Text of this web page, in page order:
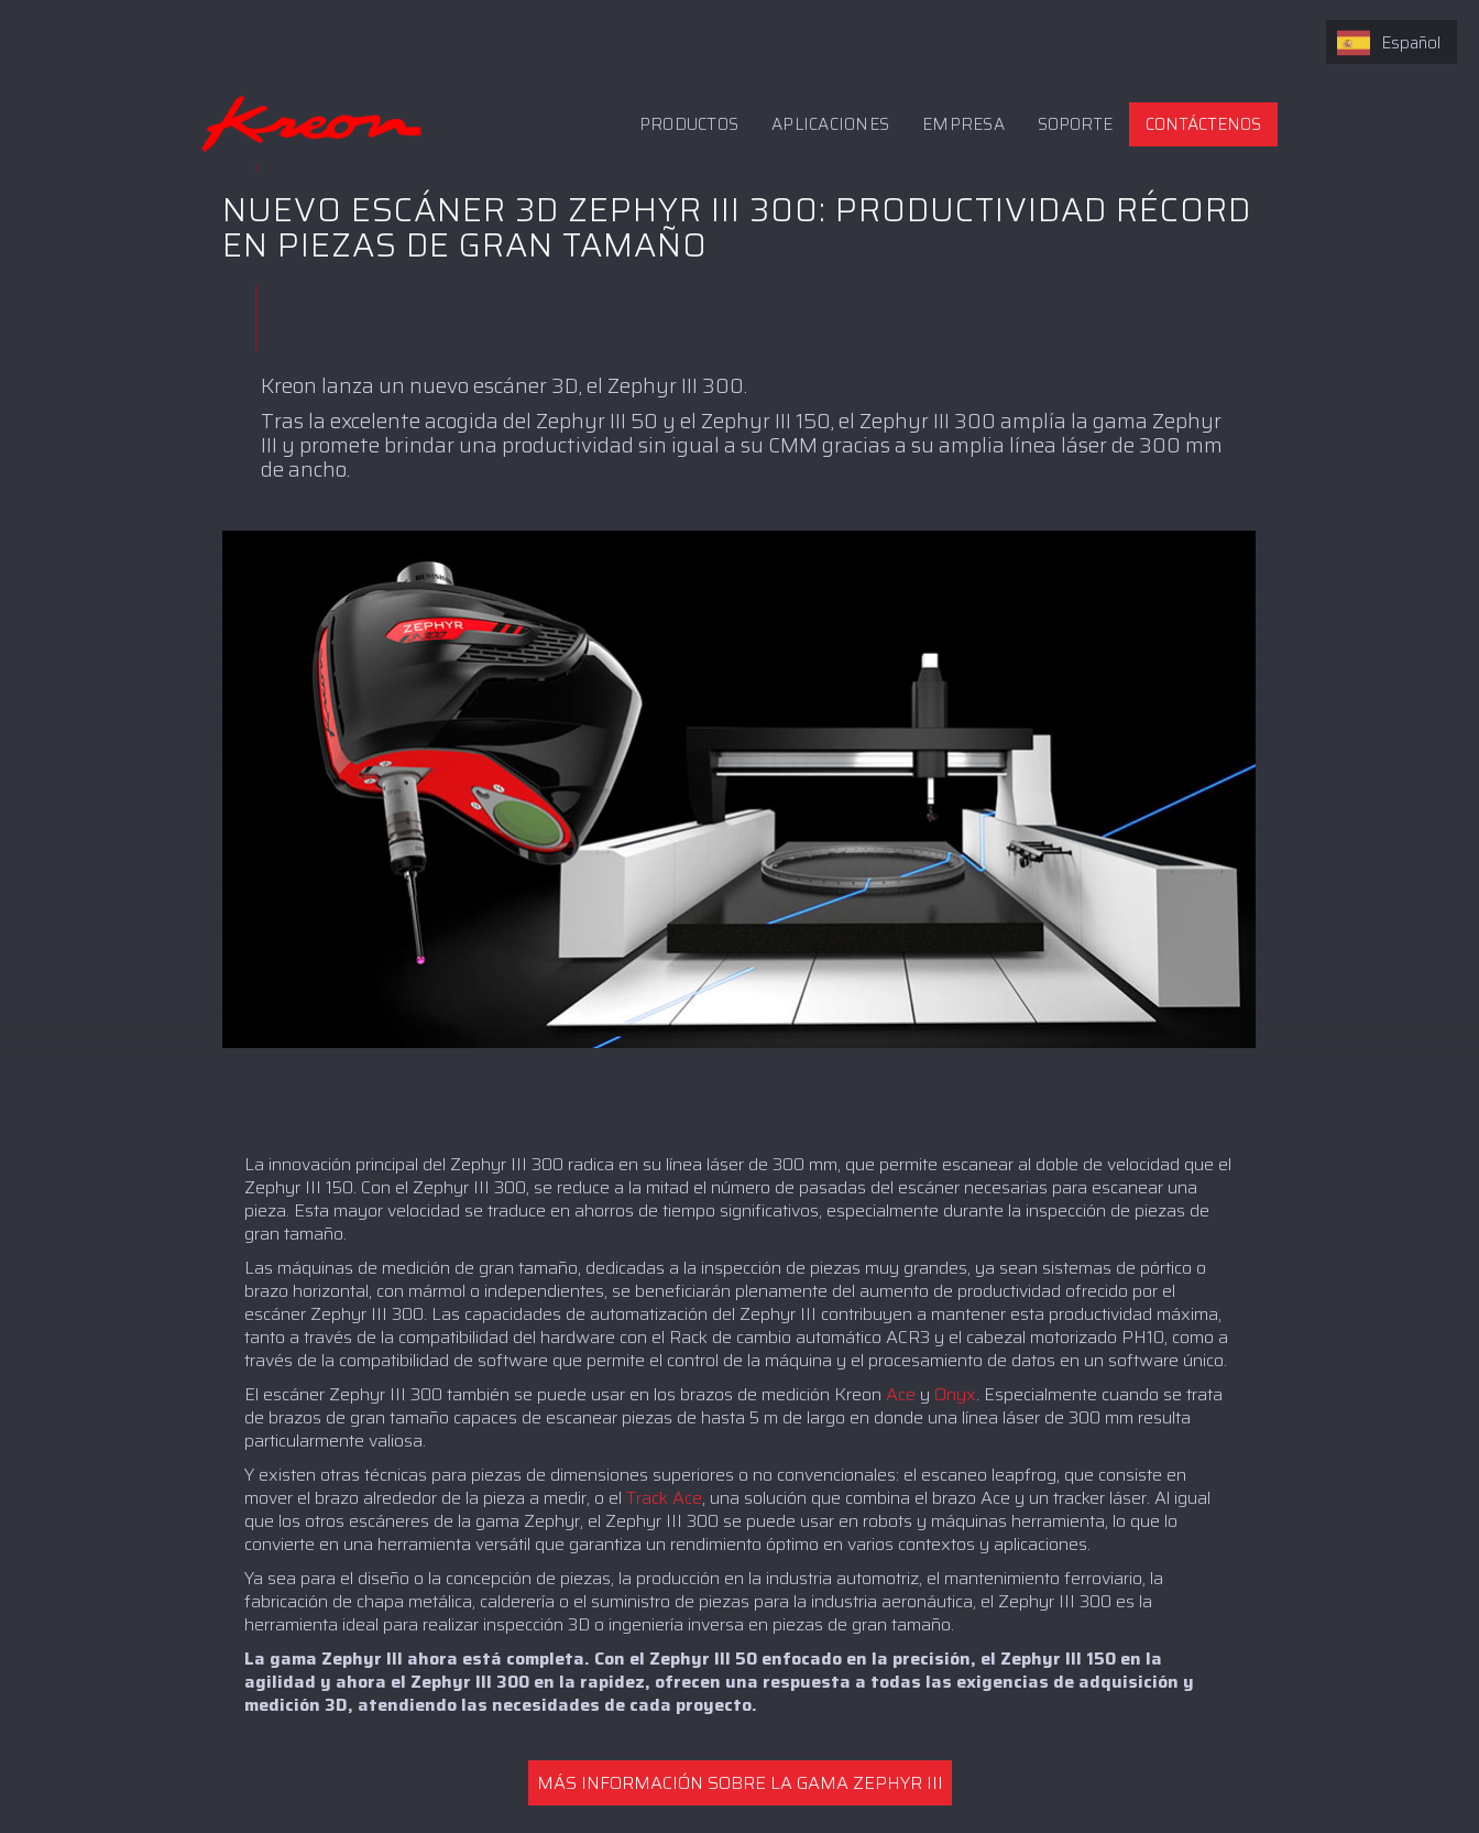
PRODUCTOS APLICACIONES EMPRESA SOPORTE CONTÁCTENOS
NUEVO ESCÁNER 3D ZEPHYR III 300: PRODUCTIVIDAD RÉCORD
EN PIEZAS DE GRAN TAMAÑO
Kreon lanza un nuevo escáner 3D, el Zephyr III 300.
Tras la excelente acogida del Zephyr III 50 y el Zephyr III 150, el Zephyr III 300 amplía la gama Zephyr
III y promete brindar una productividad sin igual a su CMM gracias a su amplia línea láser de 300 mm
de ancho.
La innovación principal del Zephyr III 300 radica en su línea láser de 300 mm, que permite escanear al doble de velocidad que el
Zephyr III 150. Con el Zephyr III 300, se reduce a la mitad el número de pasadas del escáner necesarias para escanear una
pieza. Esta mayor velocidad se traduce en ahorros de tiempo significativos, especialmente durante la inspección de piezas de
gran tamaño.
Las máquinas de medición de gran tamaño, dedicadas a la inspección de piezas muy grandes, ya sean sistemas de pórtico o
brazo horizontal, con mármol o independientes, se beneficiarán plenamente del aumento de productividad ofrecido por el
escáner Zephyr III 300. Las capacidades de automatización del Zephyr III contribuyen a mantener esta productividad máxima,
tanto a través de la compatibilidad del hardware con el Rack de cambio automático ACR3 y el cabezal motorizado PH10, como a
través de la compatibilidad de software que permite el control de la máquina y el procesamiento de datos en un software único.
El escáner Zephyr III 300 también se puede usar en los brazos de medición Kreon Ace y Onyx. Especialmente cuando se trata
de brazos de gran tamaño capaces de escanear piezas de hasta 5 m de largo en donde una línea láser de 300 mm resulta
particularmente valiosa.
Y existen otras técnicas para piezas de dimensiones superiores o no convencionales: el escaneo leapfrog, que consiste en
mover el brazo alrededor de la pieza a medir, o el Track Ace, una solución que combina el brazo Ace y un tracker láser. Al igual
que los otros escáneres de la gama Zephyr, el Zephyr III 300 se puede usar en robots y máquinas herramienta, lo que lo
convierte en una herramienta versátil que garantiza un rendimiento óptimo en varios contextos y aplicaciones.
Ya sea para el diseño o la concepción de piezas, la producción en la industria automotriz, el mantenimiento ferroviario, la
fabricación de chapa metálica, calderería o el suministro de piezas para la industria aeronáutica, el Zephyr III 300 es la
herramienta ideal para realizar inspección 3D o ingeniería inversa en piezas de gran tamaño.
La gama Zephyr III ahora está completa. Con el Zephyr III 50 enfocado en la precisión, el Zephyr III 150 en la
agilidad y ahora el Zephyr III 300 en la rapidez, ofrecen una respuesta a todas las exigencias de adquisición y
medición 3D, atendiendo las necesidades de cada proyecto.
MÁS INFORMACIÓN SOBRE LA GAMA ZEPHYR III
Español